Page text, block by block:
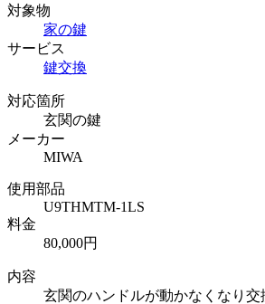
対象物
家の鍵
サービス
鍵交換
対応箇所
玄関の鍵
メーカー
MIWA
使用部品
U9THMTM-1LS
料金
80,000円
内容
玄関のハンドルが動かなくなり